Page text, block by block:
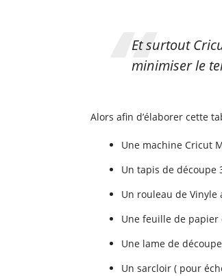
Et surtout
minimiser le
Alors afin d’élaborer cette
Une machine Cricut
Un tapis de découpe
Un rouleau de Vinyle
Une feuille de papier
Une lame de découpe
Un sarcloir ( pour